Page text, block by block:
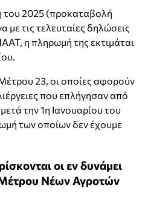
του 2025 (προκαταβολή
τις τελευταίες δηλώσεις
η πληρωμή της εκτιμάται
23, οι οποίες αφορούν
που επλήγησαν από
την 1η Ιανουαρίου του
των οποίων δεν έχουμε
οι εν δυνάµει
Μέτρου Νέων Αγροτών